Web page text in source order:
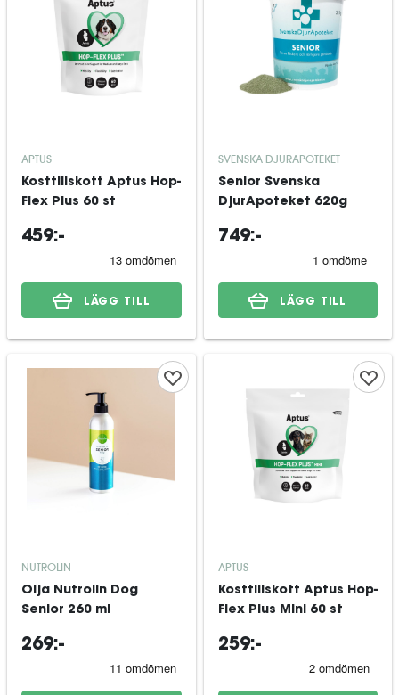
APTUS
Kosttillskott Aptus Hop-
Flex Plus 60 st
459:-
LÄGG TILL
SVENSKA DJURAPOTEKET
Senior Svenska
DjurApoteket 620g
749:-
LÄGG TILL
NUTROLIN
Olja Nutrolin Dog
Senior 260 ml
269:-
APTUS
Kosttillskott Aptus Hop-
Flex Plus Mini 60 st
259:-